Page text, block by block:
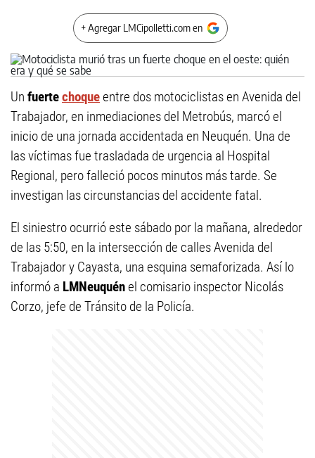
+ Agregar LMCipolletti.com en
Un fuertechoqueentre dos motociclistas en Avenida del
Trabajador, en inmediaciones del Metrobús, marcó el
inicio de una jornada accidentada en Neuquén. Una de
las víctimas fue trasladada de urgencia al Hospital
Regional, pero falleció pocos minutos más tarde. Se
investigan las circunstancias del accidente fatal.
El siniestro ocurrió este sábado por la mañana, alrededor
de las 5:50, en la intersección de calles Avenida del
Trabajador y Cayasta, una esquina semaforizada. Así lo
informó a LMNeuquénel comisario inspector Nicolás
Corzo, jefe de Tránsito de la Policía.